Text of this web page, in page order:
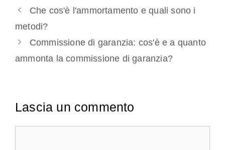
Che cos'è l'ammortamento e quali sono i
metodi?
Commissione di garanzia: cos'è e a quanto
ammonta la commissione di garanzia?
Lascia un commento